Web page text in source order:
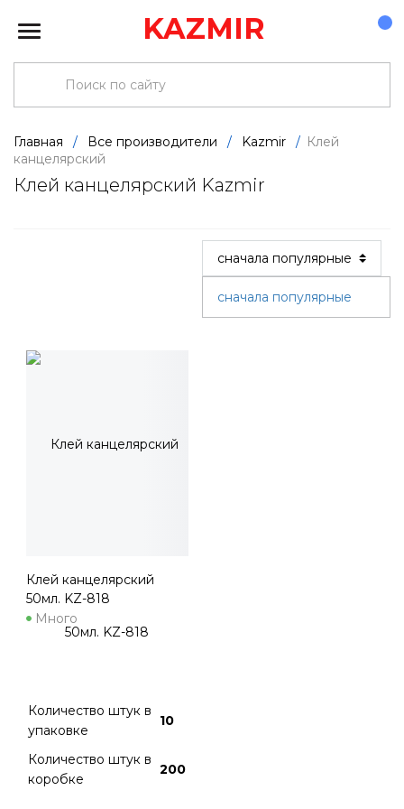
KAZMIR
Главная / Все производители / Kazmir / Клей
канцелярский
Клей канцелярский Kazmir
сначала популярные
Клей канцелярский
50мл. KZ-818
Много
Количество штук в
упаковке
10
Количество штук в
коробке
200